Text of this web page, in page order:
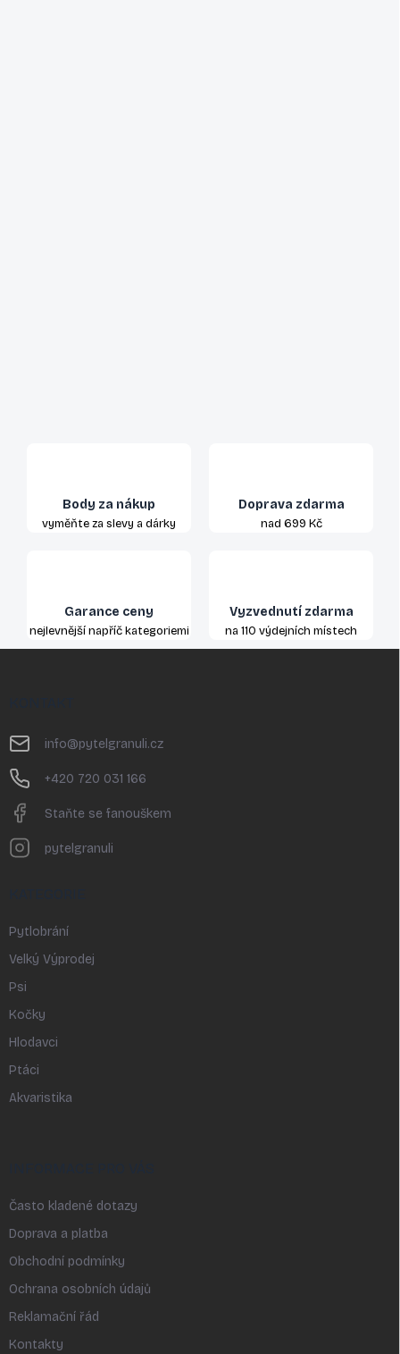
Body za nákup
vyměňte za slevy a dárky
Doprava zdarma
nad 699 Kč
Garance ceny
nejlevnější napříč kategoriemi
Vyzvednutí zdarma
na 110 výdejních místech
info@pytelgranuli.cz
+420 720 031 166
Staňte se fanouškem
pytelgranuli
Pytlobrání
Velký Výprodej
Psi
Kočky
Hlodavci
Ptáci
Akvaristika
Často kladené dotazy
Doprava a platba
Obchodní podmínky
Ochrana osobních údajů
Reklamační řád
Kontakty